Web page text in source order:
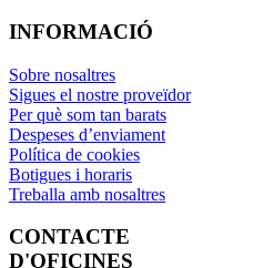
INFORMACIÓ
Sobre nosaltres
Sigues el nostre proveïdor
Per què som tan barats
Despeses d’enviament
Política de cookies
Botigues i horaris
Treballa amb nosaltres
CONTACTE
D'OFICINES